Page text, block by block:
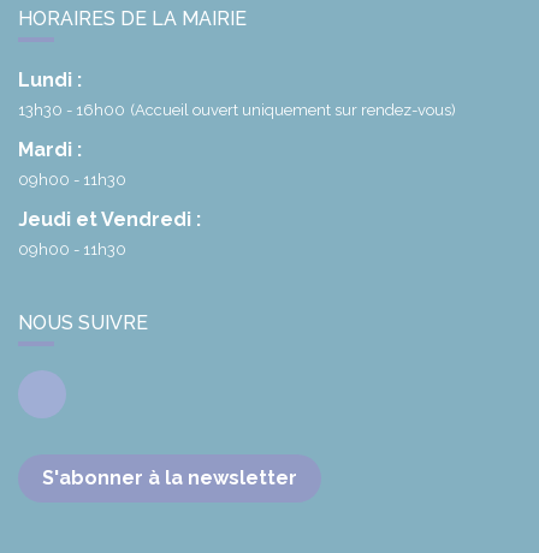
HORAIRES DE LA MAIRIE
Lundi :
13h30 - 16h00 (Accueil ouvert uniquement sur rendez-vous)
Mardi :
09h00 - 11h30
Jeudi et Vendredi :
09h00 - 11h30
NOUS SUIVRE
Facebook
S'abonner à la newsletter